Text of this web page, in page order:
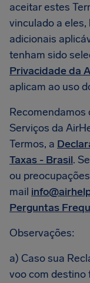
aceitar estes
vinculado a
adicionais
tenham sido
Privacidade da
aplicam ao uso
Recomendamos
Serviços da
Termos, a
Taxas - Brasil.
ou
mail
Perguntas
Observações:
a) Caso sua
voo com destino